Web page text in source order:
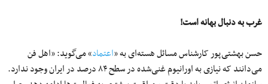
غرب به دنبال بهانه است!
حسن بهشتی‌پور کارشناس مسائل هسته‌ای به «اعتماد» می‌گوید: «اهل فن
می‌دانند که نیازی به اورانیوم غنی‌شده در سطح ۸۴ درصد در ایران وجود ندارد.